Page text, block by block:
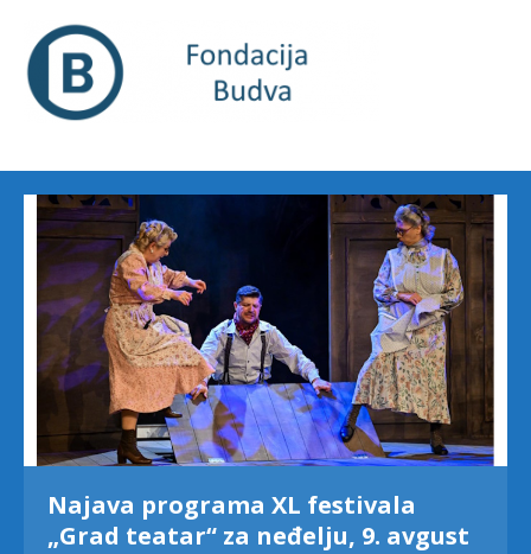
Najava programa XL festivala
„Grad teatar“ za neđelju, 9. avgust